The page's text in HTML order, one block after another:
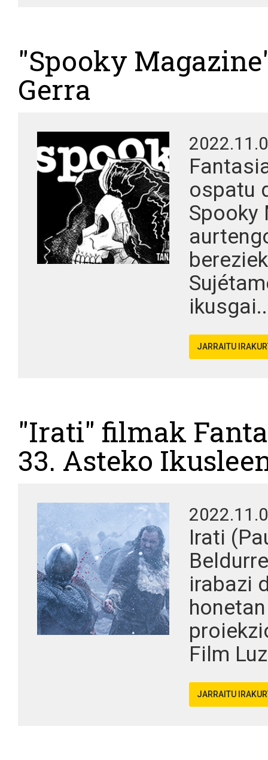
"Spooky
Gerra
ospatu
Spooky
JARRAITU
"Irati" filmak
33. Asteko
Irati
irabazi
Film
JARRAITU